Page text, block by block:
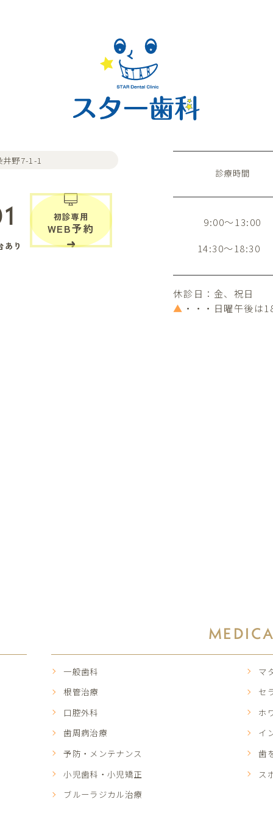
野7-1-1
あり
初診専用
WEB予約
診療時間
9:00～13:00
14:30～18:30
休診日：金、祝日
▲ ・・・日曜午後は
一般歯科
根管治療
口腔外科
歯周病治療
予防・メンテナンス
小児歯科・小児矯正
ブルーラジカル治療
マ
セ
ホ
イ
歯
ス